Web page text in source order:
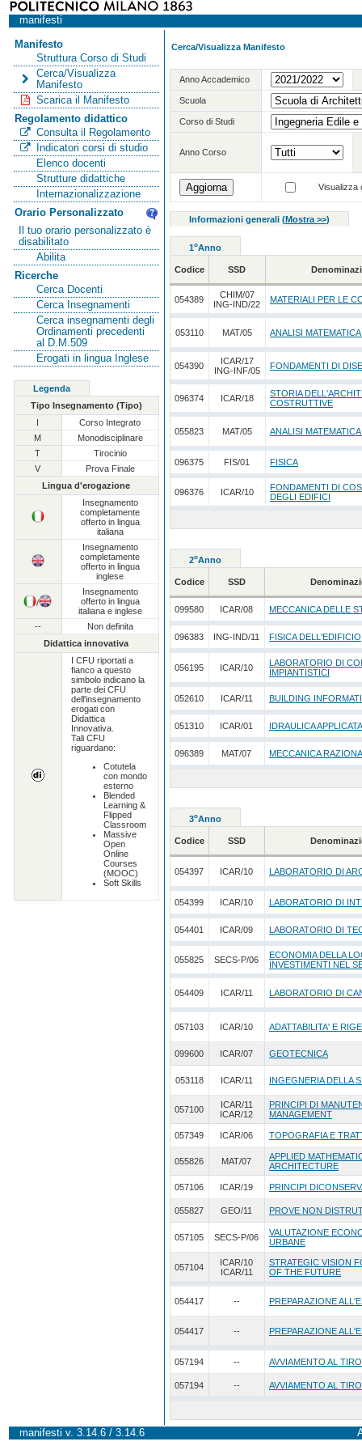
manifesti
Manifesto
Struttura Corso di Studi
Cerca/Visualizza
Manifesto
Scarica il Manifesto
Regolamento didattico
Consulta il Regolamento
Indicatori corsi di studio
Elenco docenti
Strutture didattiche
Internazionalizzazione
Orario Personalizzato
Il tuo orario personalizzato è
disabilitato
Abilita
Ricerche
Cerca Docenti
Cerca Insegnamenti
Cerca insegnamenti degli
Ordinamenti precedenti
al D.M.509
Erogati in lingua Inglese
Legenda
Tipo Insegnamento (Tipo)
I
Corso Integrato
M
Monodisciplinare
T
Tirocinio
V
Prova Finale
Lingua d'erogazione
Insegnamento
completamente
offerto in lingua
italiana
Insegnamento
completamente
offerto in lingua
inglese
/
Insegnamento
offerto in lingua
italiana e inglese
--
Non definita
Didattica innovativa
I CFU riportati a
fianco a questo
simbolo indicano la
parte dei CFU
dell'insegnamento
erogati con
Didattica
Innovativa.
Tali CFU
riguardano:
Cotutela
con mondo
esterno
Blended
Learning &
Flipped
Classroom
Massive
Open
Online
Courses
(MOOC)
Soft Skills
Cerca/Visualizza Manifesto
Anno Accademico
Scuola
Corso di Studi
Anno Corso
Visualizza
Informazioni generali (Mostra >>)
1oAnno
Codice SSD
054389
CHIM/07
ING-IND/22
MATERIALI PER LE
053110 MAT/05 ANALISI MATEMATICA
054390
ICAR/17
ING-INF/05
FONDAMENTI DI
096374 ICAR/18
STORIA
COSTRUTTIVE
055823 MAT/05 ANALISI MATEMATICA
096375 FIS/01 FISICA
096376 ICAR/10
FONDAMENTI DI
DEGLI EDIFICI
2oAnno
Codice SSD
099580 ICAR/08 MECCANICA DELLE
096383 ING-IND/11 FISICA DELL'EDIFICIO
056195 ICAR/10
LABORATORIO DI
IMPIANTISTICI
052610 ICAR/11 BUILDING
051310 ICAR/01 IDRAULICA APPLICATA
096389 MAT/07 MECCANICA
3oAnno
Codice SSD
054397 ICAR/10 LABORATORIO DI
054399 ICAR/10 LABORATORIO DI
054401 ICAR/09 LABORATORIO DI
055825 SECS-P/06
ECONOMIA DELLA
INVESTIMENTI NEL
054409 ICAR/11 LABORATORIO DI
057103 ICAR/10 ADATTABILITA' E
099600 ICAR/07 GEOTECNICA
053118 ICAR/11 INGEGNERIA DELLA
057100
ICAR/11
ICAR/12
PRINCIPI DI
MANAGEMENT
057349 ICAR/06 TOPOGRAFIA E
055826 MAT/07
APPLIED
ARCHITECTURE
057106 ICAR/19 PRINCIPI
055827 GEO/11 PROVE NON
057105 SECS-P/06
VALUTAZIONE
URBANE
057104
ICAR/10
ICAR/11
STRATEGIC VISION
OF THE FUTURE
054417 -- PREPARAZIONE
054417 -- PREPARAZIONE
057194 -- AVVIAMENTO AL
057194 -- AVVIAMENTO AL
manifesti v. 3.14.6 / 3.14.6